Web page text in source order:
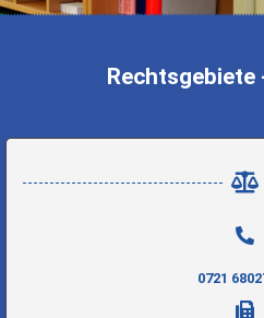
0721